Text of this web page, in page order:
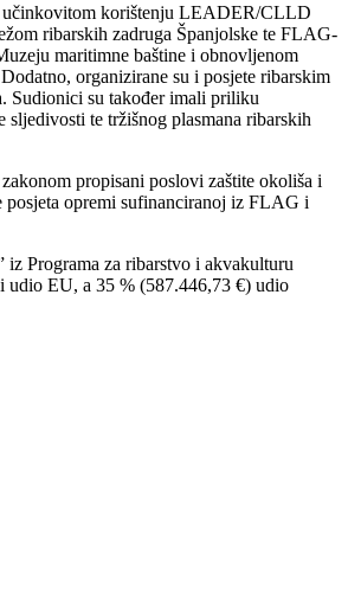
učinkovitom korištenju LEADER/CLLD
ribarskih zadruga Španjolske te FLAG-
maritimne baštine i obnovljenom
organizirane su i posjete ribarskim
Sudionici su također imali priliku
te tržišnog plasmana ribarskih
propisani poslovi zaštite okoliša i
posjeta opremi sufinanciranoj iz FLAG i
Programa za ribarstvo i akvakulturu
udio EU, a 35 % (587.446,73 €) udio